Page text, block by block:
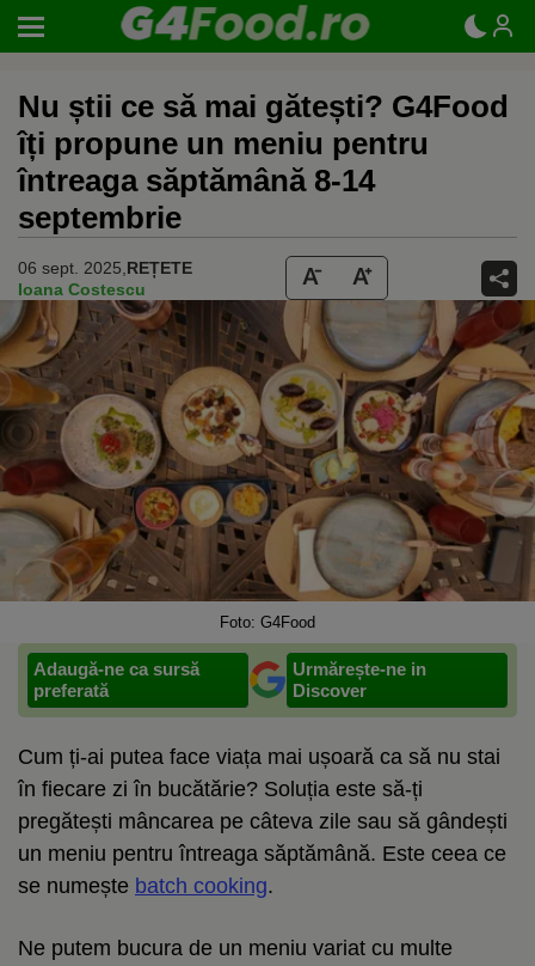
Nu știi ce să mai gătești? G4Food
îți propune un meniu pentru
întreaga săptămână 8-14
septembrie
06 sept. 2025, REȚETE
Ioana Costescu
Foto: G4Food
Adaugă-ne ca sursă
preferată
Urmărește-ne in
Discover
Cum ți-ai putea face viața mai ușoară ca să nu stai
în fiecare zi în bucătărie? Soluția este să-ți
pregătești mâncarea pe câteva zile sau să gândești
un meniu pentru întreaga săptămână. Este ceea ce
se numește batch cooking.
Ne putem bucura de un meniu variat cu multe